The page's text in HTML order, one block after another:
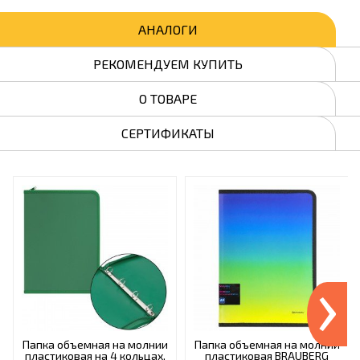
АНАЛОГИ
РЕКОМЕНДУЕМ КУПИТЬ
О ТОВАРЕ
СЕРТИФИКАТЫ
Папка объемная на молнии
пластиковая на 4 кольцах,
Папка объемная на молнии
пластиковая BRAUBERG
›